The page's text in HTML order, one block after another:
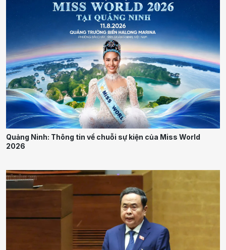
Quảng Ninh: Thông tin về chuỗi sự kiện của Miss World
2026